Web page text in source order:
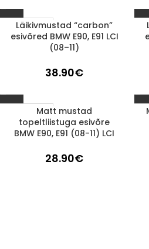
1-3 d.d.
Läikivmustad “carbon”
esivõred BMW E90, E91 LCI
(08–11)
38.90€
1-3 d.d.Matt mustad
topeltliistuga esivõre
BMW E90, E91 (08-11) LCI
28.90€